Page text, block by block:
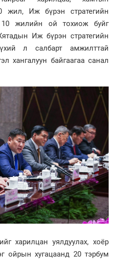
жил, Иж бүрэн стратегийн
10 жилийн ой тохиож буйг
Иж бүрэн стратегийн
л салбарт амжилттай
хангалуун байгаагаа санал
харилцан уялдуулах, хоёр
ойрын хугацаанд 20 тэрбум